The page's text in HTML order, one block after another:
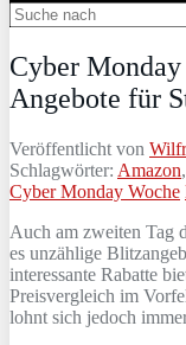
Cyber
Angebote für
Veröffentlicht von
Schlagwörter: Amazon,
Cyber Monday Woche
Auch am zweiten Tag
es unzählige
interessante Rabatte
Preisvergleich im
lohnt sich jedoch